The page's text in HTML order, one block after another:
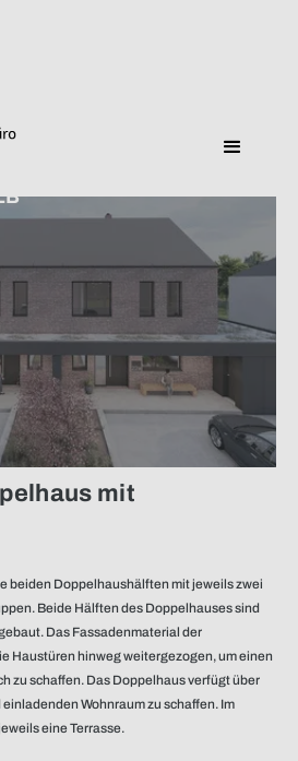
mit
beiden Doppel­haus­hälften mit jeweils zwei
Beide Hälften des Doppelhauses sind
Das Fassaden­material der
Haustüren hinweg weiter­­gezogen, um einen
zu schaffen. Das Doppelhaus verfügt über
Wohnraum zu schaffen. Im
eine Terrasse.